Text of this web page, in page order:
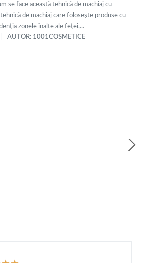
se face această tehnică de machiaj cu
de machiaj care folosește produse cu
zonele înalte ale feței,...
AUTOR: 1001COSMETICE